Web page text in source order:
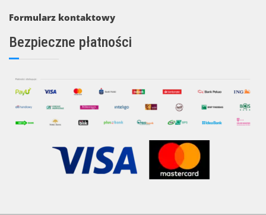
Formularz kontaktowy
Bezpieczne płatności